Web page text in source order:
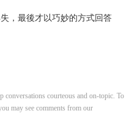
，最後才以巧妙的方式回答
conversations courteous and on-topic. To
may see comments from our